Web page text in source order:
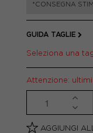
*CONSEGNA
GUIDA TAGLIE
Seleziona una
Attenzione:
AGGIUNGI